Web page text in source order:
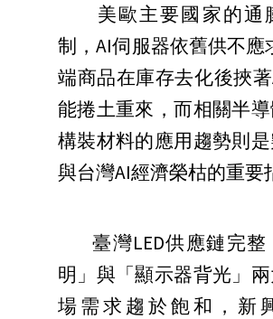
美歐主要國家的通
制，AI伺服器依舊供不應
端商品在庫存去化後挾
能捲土重來，而相關半
構裝材料的應用趨勢則
與台灣AI經濟榮枯的重要
臺灣LED供應鏈完整
明」與「顯示器背光」
場需求趨於飽和，新